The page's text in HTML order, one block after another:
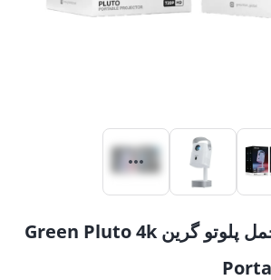
پروژکتور قابل حمل پلوتو گرین Green Pluto 4k